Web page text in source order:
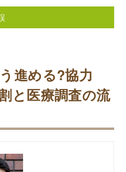
進める?協力
と医療調査の流
業務
用